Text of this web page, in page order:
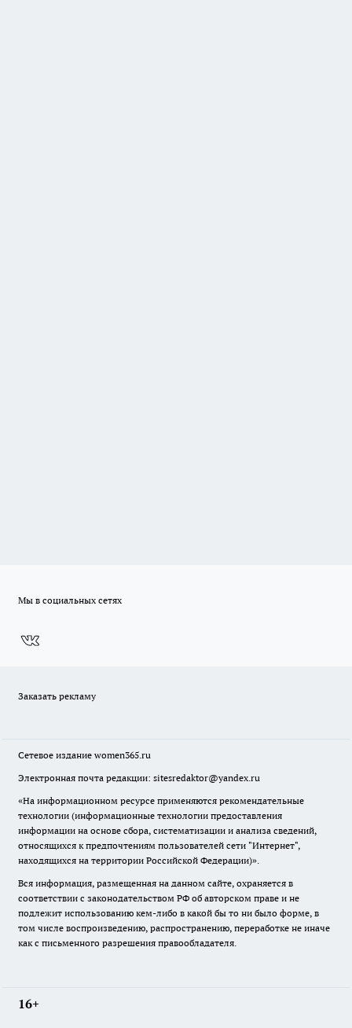
Мы в социальных сетях
Заказать рекламу
Сетевое издание women365.ru
Электронная почта редакции: sitesredaktor@yandex.ru
«На информационном ресурсе применяются рекомендательные
технологии (информационные технологии предоставления
информации на основе сбора, систематизации и анализа сведений,
относящихся к предпочтениям пользователей сети "Интернет",
находящихся на территории Российской Федерации)».
Вся информация, размещенная на данном сайте, охраняется в
соответствии с законодательством РФ об авторском праве и не
подлежит использованию кем-либо в какой бы то ни было форме, в
том числе воспроизведению, распространению, переработке не иначе
как с письменного разрешения правообладателя.
16+